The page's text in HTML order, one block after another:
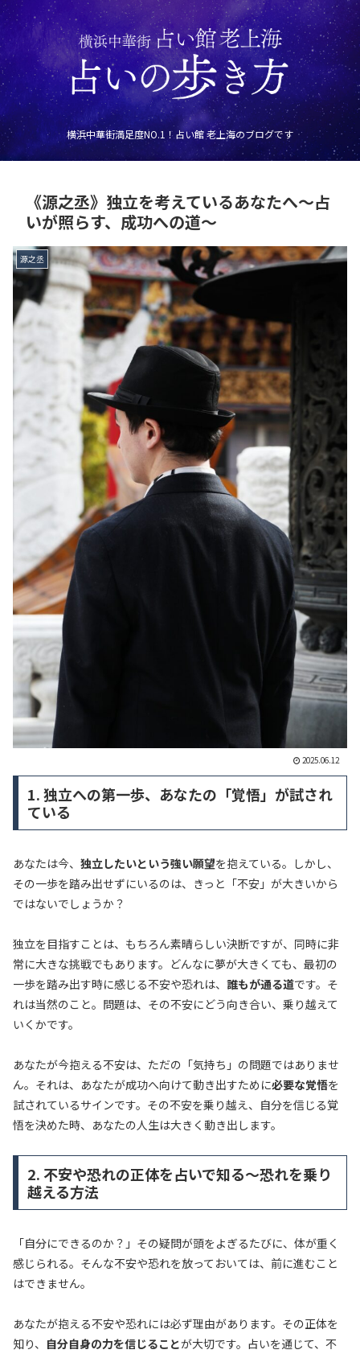
横浜中華街満足度NO.1！占い館 老上海のブログです
《源之丞》独立を考えているあなたへ～占
いが照らす、成功への道～
源之丞
2025.06.12
1. 独立への第一歩、あなたの「覚悟」が試され
ている
あなたは今、 独立したいという強い願望を抱えている。しかし、
その一歩を踏み出せずにいるのは、きっと「不安」が大きいから
ではないでしょうか？
独立を目指すことは、もちろん素晴らしい決断ですが、同時に非
常に大きな挑戦でもあります。どんなに夢が大きくても、最初の
一歩を踏み出す時に感じる不安や恐れは、 誰もが通る道です。そ
れは当然のこと。問題は、その不安にどう向き合い、乗り越えて
いくかです。
あなたが今抱える不安は、ただの「気持ち」の問題ではありませ
ん。それは、あなたが成功へ向けて動き出すために必要な覚悟を
試されているサインです。その不安を乗り越え、自分を信じる覚
悟を決めた時、あなたの人生は大きく動き出します。
2. 不安や恐れの正体を占いで知る～恐れを乗り
越える方法
「自分にできるのか？」その疑問が頭をよぎるたびに、体が重く
感じられる。そんな不安や恐れを放っておいては、前に進むこと
はできません。
あなたが抱える不安や恐れには必ず理由があります。その正体を
知り、 自分自身の力を信じることが大切です。占いを通じて、不